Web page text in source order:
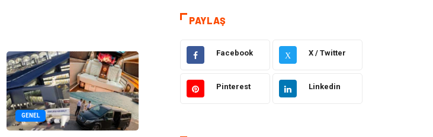
GENEL
Tanıtıcı Reklam
Makine Giyim
Kültür Organizasyon
PAYLAŞ
Facebook X X / Twitter
Pinterest Linkedin